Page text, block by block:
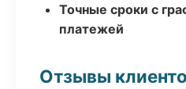
Точные сроки с
платежей
Отзывы